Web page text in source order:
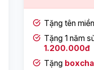
Tặng tên
Tặng 1 năm
1.200.000đ
Tặng